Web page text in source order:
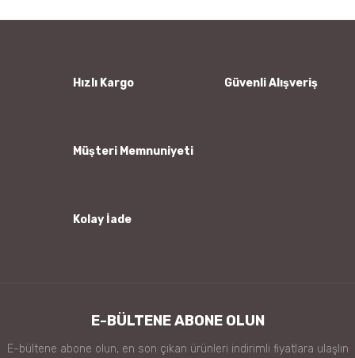
Ürün bilgilerinde hatalar bulunuyor.
Hızlı Kargo Güvenli Alışveriş
Müşteri Memnuniyeti
Kolay İade
E-BÜLTENE ABONE OLUN
E-bültene abone olun, en son çıkan ürünleri indirimli fiyatlara ulaşlın